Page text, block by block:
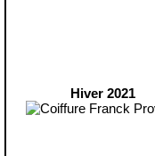
Hiver 2021